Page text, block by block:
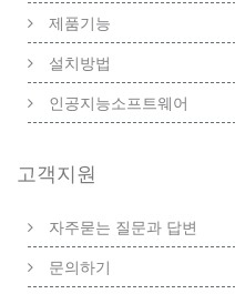
제품기능
설치방법
인공지능소프트웨어
고객지원
자주묻는 질문과 답변
문의하기